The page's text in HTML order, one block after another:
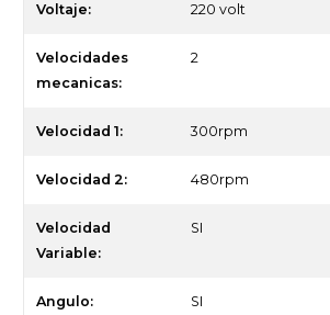
Voltaje: 220 volt
Velocidades
mecanicas:
2
Velocidad 1: 300rpm
Velocidad 2: 480rpm
Velocidad
Variable:
SI
Angulo: SI